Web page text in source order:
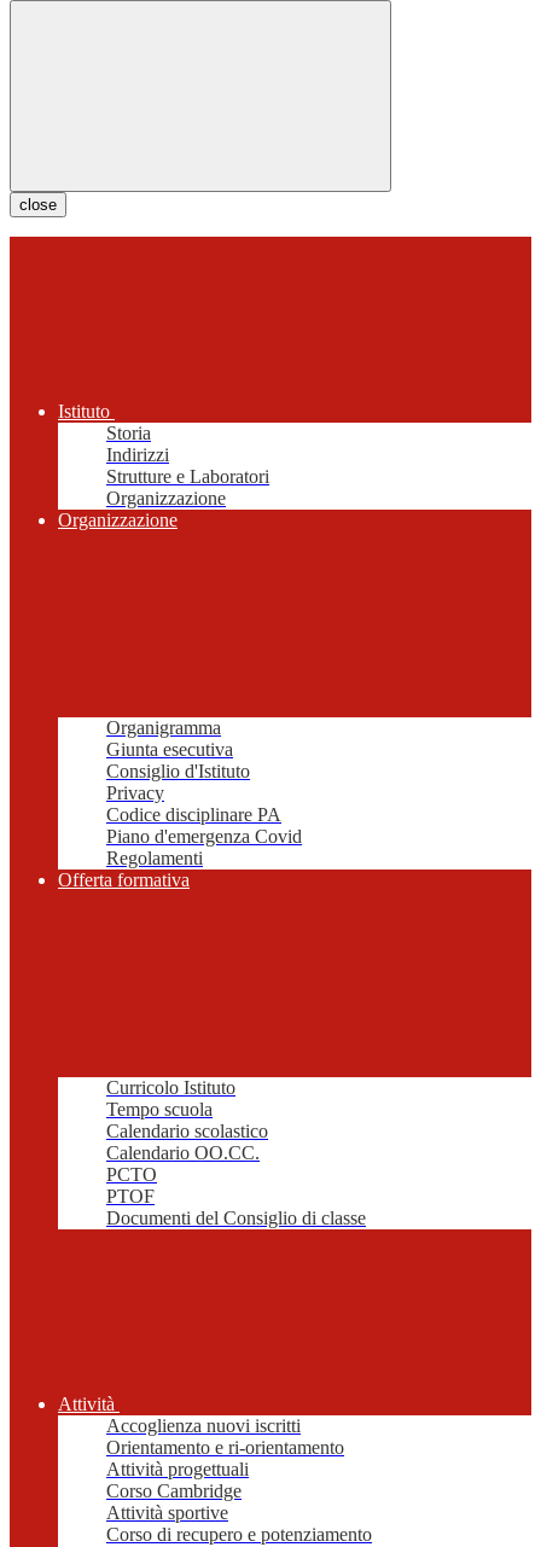
close
Istituto
Storia
Indirizzi
Strutture e Laboratori
Organizzazione
Organizzazione
Organigramma
Giunta esecutiva
Consiglio d'Istituto
Privacy
Codice disciplinare PA
Piano d'emergenza Covid
Regolamenti
Offerta formativa
Curricolo Istituto
Tempo scuola
Calendario scolastico
Calendario OO.CC.
PCTO
PTOF
Documenti del Consiglio di classe
Attività
Accoglienza nuovi iscritti
Orientamento e ri-orientamento
Attività progettuali
Corso Cambridge
Attività sportive
Corso di recupero e potenziamento